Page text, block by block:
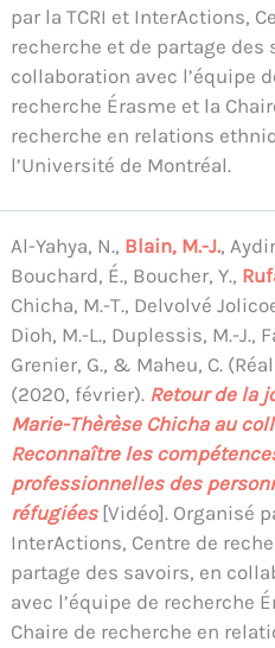
par la TCRI et InterActions,
recherche et de partage des
collaboration avec l’équipe
recherche Érasme et la
recherche en relations
l’Université de Montréal.
Al-Yahya, N., Blain, M.-J.,
Bouchard, É., Boucher, Y.,
Chicha, M.-T., Delvolvé
Dioh, M.-L., Duplessis, M.-J.,
Grenier, G., & Maheu, C.
(2020, février). Retour de la
Marie-Thèrèse Chicha au
Reconnaître les
professionnelles des
réfugiées[Vidéo]. Organisé
InterActions, Centre de
partage des savoirs, en
avec l’équipe de recherche
Chaire de recherche en